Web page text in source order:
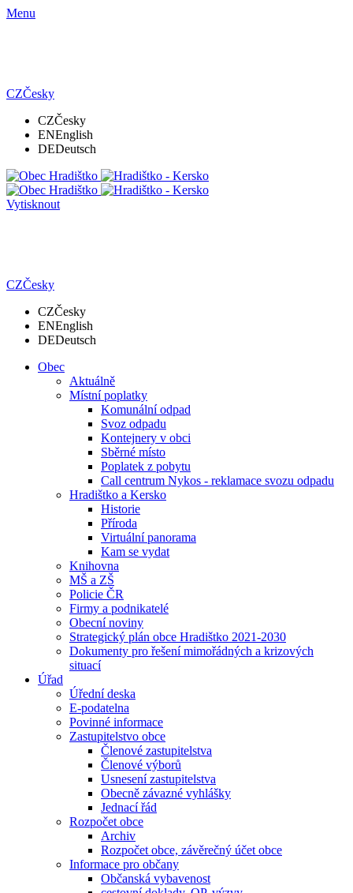
Menu
CZČesky
CZČesky
ENEnglish
DEDeutsch
Vytisknout
CZČesky
CZČesky
ENEnglish
DEDeutsch
Obec
Aktuálně
Místní poplatky
Komunální odpad
Svoz odpadu
Kontejnery v obci
Sběrné místo
Poplatek z pobytu
Call centrum Nykos - reklamace svozu odpadu
Hradištko a Kersko
Historie
Příroda
Virtuální panorama
Kam se vydat
Knihovna
MŠ a ZŠ
Policie ČR
Firmy a podnikatelé
Obecní noviny
Strategický plán obce Hradištko 2021-2030
Dokumenty pro řešení mimořádných a krizových
situací
Úřad
Úřední deska
E-podatelna
Povinné informace
Zastupitelstvo obce
Členové zastupitelstva
Členové výborů
Usnesení zastupitelstva
Obecně závazné vyhlášky
Jednací řád
Rozpočet obce
Archiv
Rozpočet obce, závěrečný účet obce
Informace pro občany
Občanská vybavenost